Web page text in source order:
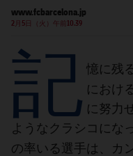
結果
順位表
スケジュール
チケット
順位表
トップチーム
plusicon
label.aria.plus
スケジュール
チケット
www.fcbarcelona.jp
2月5日（火）午前10.39
記 憶に残
におけ
に努力
ようなクラシコにな
の率いる選手は、カ